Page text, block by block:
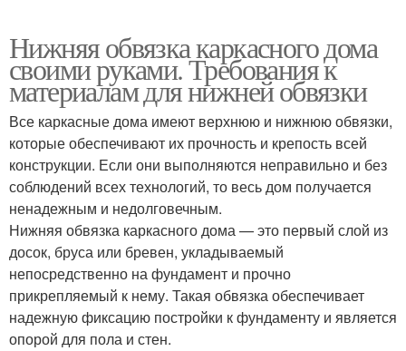
Нижняя обвязка каркасного дома
своими руками. Требования к
материалам для нижней обвязки
Все каркасные дома имеют верхнюю и нижнюю обвязки,
которые обеспечивают их прочность и крепость всей
конструкции. Если они выполняются неправильно и без
соблюдений всех технологий, то весь дом получается
ненадежным и недолговечным.
Нижняя обвязка каркасного дома — это первый слой из
досок, бруса или бревен, укладываемый
непосредственно на фундамент и прочно
прикрепляемый к нему. Такая обвязка обеспечивает
надежную фиксацию постройки к фундаменту и является
опорой для пола и стен.